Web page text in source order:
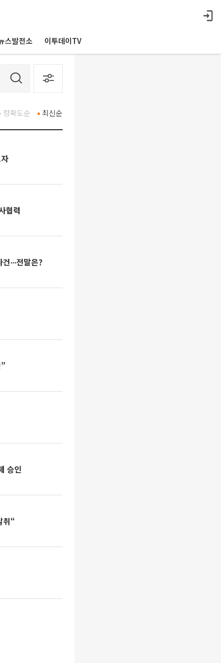
스발전소 이투데이TV
최신순
정확도순
협력
∙∙∙전말은?
승인
취“